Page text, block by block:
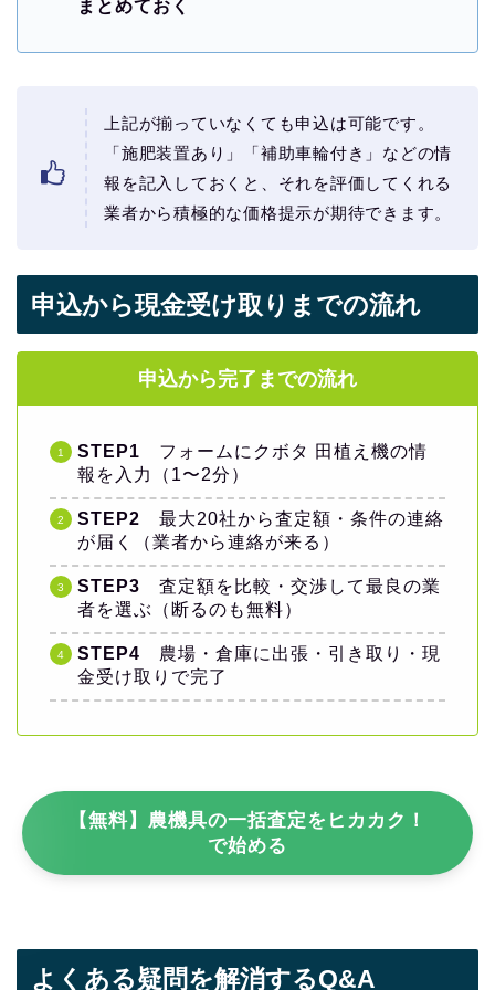
まとめておく
上記が揃っていなくても申込は可能です。
「施肥装置あり」「補助車輪付き」などの情
報を記入しておくと、それを評価してくれる
業者から積極的な価格提示が期待できます。
申込から現金受け取りまでの流れ
申込から完了までの流れ
STEP1 フォームにクボタ 田植え機の情
報を入力（1〜2分）
STEP2 最大20社から査定額・条件の連絡
が届く（業者から連絡が来る）
STEP3 査定額を比較・交渉して最良の業
者を選ぶ（断るのも無料）
STEP4 農場・倉庫に出張・引き取り・現
金受け取りで完了
【無料】農機具の一括査定をヒカカク！
で始める
よくある疑問を解消するQ&A